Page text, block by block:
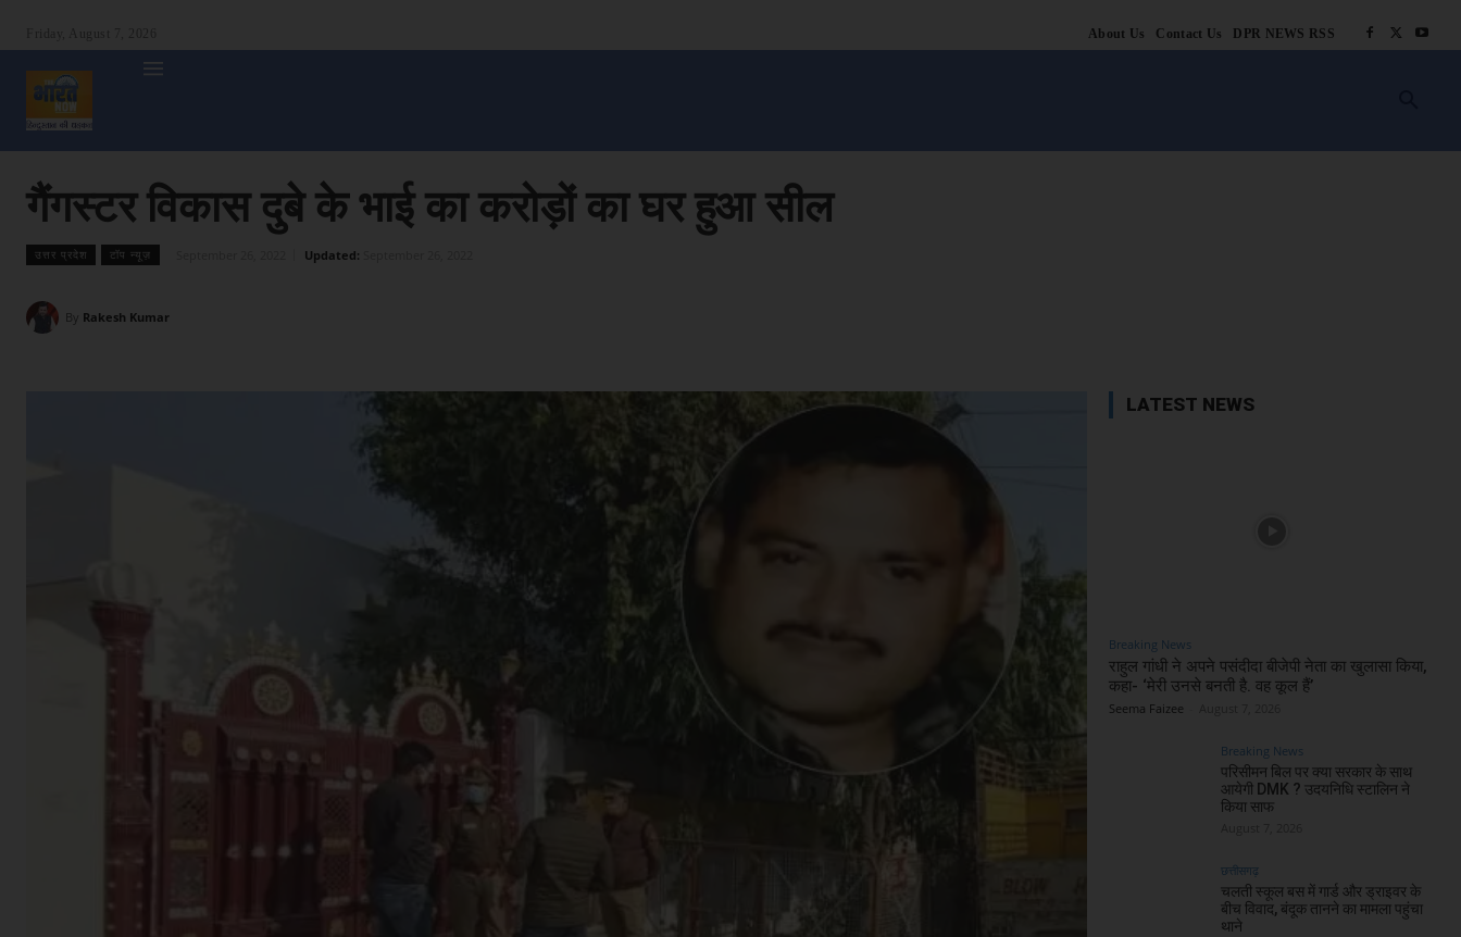
About Us Contact Us DPR NEWS RSS
गैंगस्टर विकास दुबे के भाई का करोड़ों का घर हुआ सील
उत्तर प्रदेश टॉप न्यूज़ Updated:
By Rakesh Kumar
LATEST NEWS
Breaking News
राहुल गांधी ने अपने पसंदीदा बीजेपी नेता का खुलासा किया,
कहा- ‘मेरी उनसे बनती है. वह कूल हैं’
Seema Faizee
Breaking News
परिसीमन बिल पर क्या सरकार के साथ
आयेगी DMK ? उदयनिधि स्टालिन ने
किया साफ
छत्तीसगढ़
चलती स्कूल बस में गार्ड और ड्राइवर के
बीच विवाद, बंदूक तानने का मामला पहुंचा
थाने